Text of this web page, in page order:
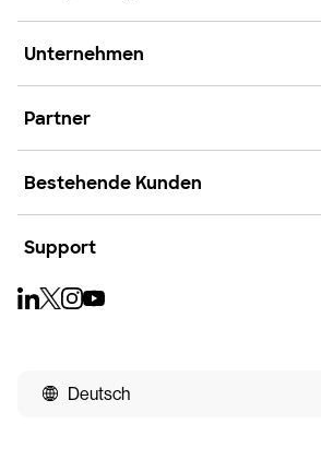
Unternehmen
Partner
Bestehende Kunden
Support
Deutsch